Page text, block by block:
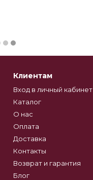
Клиентам
Вход в личный кабинет
Каталог
О нас
Оплата
Доставка
Контакты
Возврат и гарантия
Блог